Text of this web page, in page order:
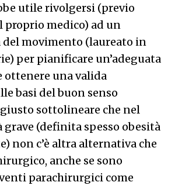
utile rivolgersi (previo
proprio medico) ad un
del movimento (laureato in
per pianificare un’adeguata
ottenere una valida
basi del buon senso
giusto sottolineare che nel
grave (definita spesso obesità
non c’è altra alternativa che
anche se sono
parachirurgici come